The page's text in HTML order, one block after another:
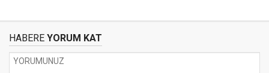
HABERE YORUM KAT